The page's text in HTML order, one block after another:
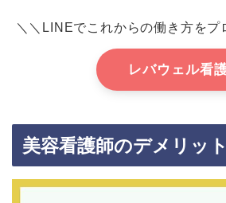
＼＼LINEでこれからの働き方をプ
レバウェル看
美容看護師のデメリット